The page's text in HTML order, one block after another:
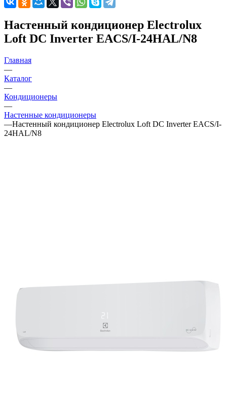
Настенный кондиционер Electrolux
Loft DC Inverter EACS/I-24HAL/N8
Главная
—
Каталог
—
Кондиционеры
—
Настенные кондиционеры
—Настенный кондиционер Electrolux Loft DC Inverter EACS/I-
24HAL/N8